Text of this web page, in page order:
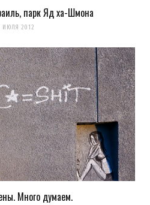
парк Яд ха-Шмона
ИЮЛЯ 2012
Много думаем.